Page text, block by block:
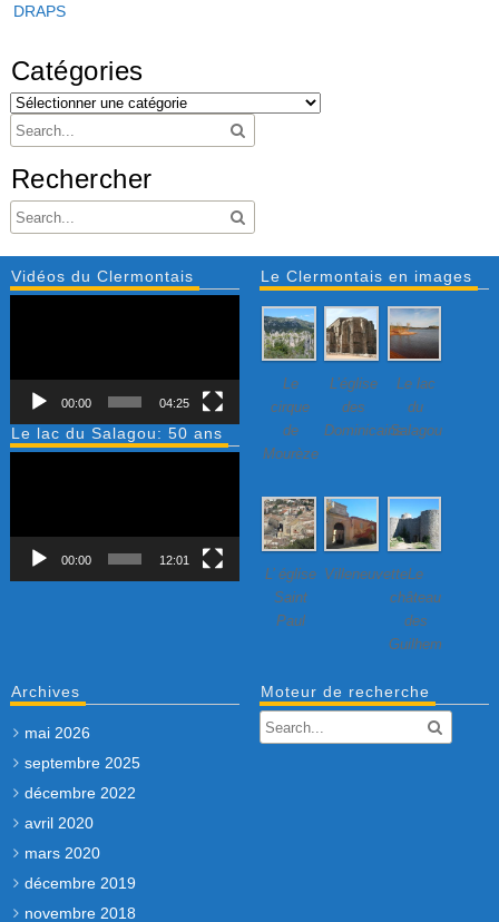
DRAPS
Catégories
Rechercher
Vidéos du Clermontais
00:00 04:25
Le lac du Salagou: 50 ans
00:00 12:01
Le Clermontais en images
Le
cirque
de
Mourèze
L’église
des
Dominicains
Le lac
du
Salagou
L’ église
Saint
Paul
Villeneuvette…
Le
château
des
Guilhem
Archives
mai 2026
septembre 2025
décembre 2022
avril 2020
mars 2020
décembre 2019
novembre 2018
Moteur de recherche